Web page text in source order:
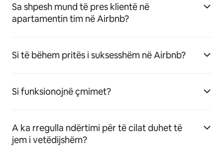
Sa shpesh mund të pres klientë në
apartamentin tim në Airbnb?
Si të bëhem pritës i suksesshëm në Airbnb?
Si funksionojnë çmimet?
A ka rregulla ndërtimi për të cilat duhet të
jem i vetëdijshëm?